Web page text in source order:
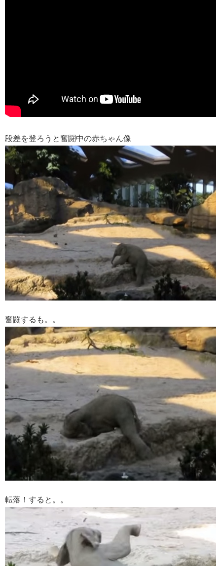
段差を登ろうと奮闘中の赤ちゃん像
奮闘するも。。
転落！すると。。